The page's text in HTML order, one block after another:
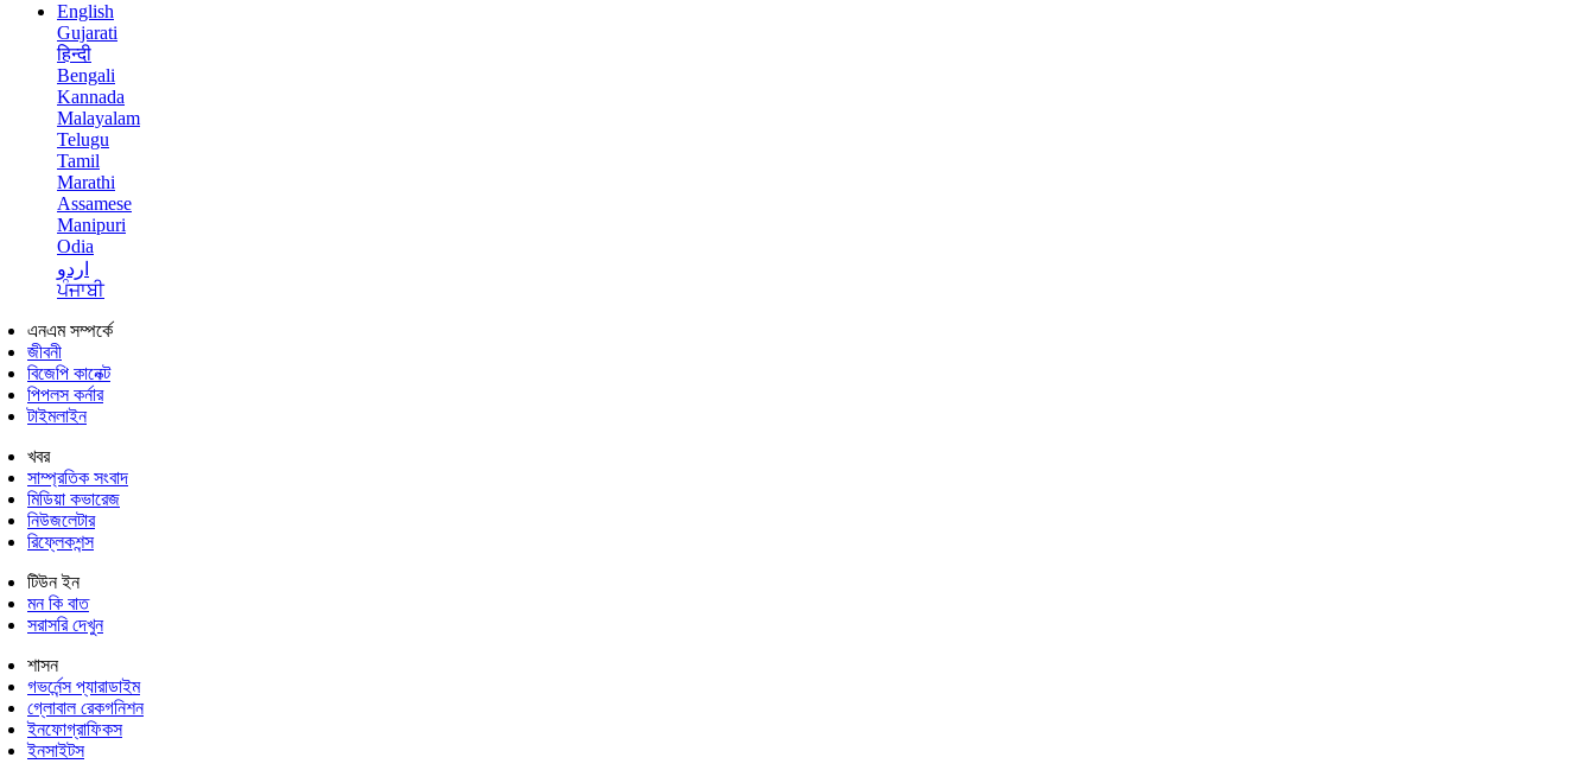
English
Gujarati
हिन्दी
Bengali
Kannada
Malayalam
Telugu
Tamil
Marathi
Assamese
Manipuri
Odia
اردو
ਪੰਜਾਬੀ
এনএম সম্পর্কে
জীবনী
বিজেপি কানেক্ট
পিপলস কর্নার
টাইমলাইন
খবর
সাম্প্রতিক সংবাদ
মিডিয়া কভারেজ
নিউজলেটার
রিফ্লেকশন্স
টিউন ইন
মন কি বাত
সরাসরি দেখুন
শাসন
গভর্নেন্স প্যারাডাইম
গ্লোবাল রেকগনিশন
ইনফোগ্রাফিকস
ইনসাইটস